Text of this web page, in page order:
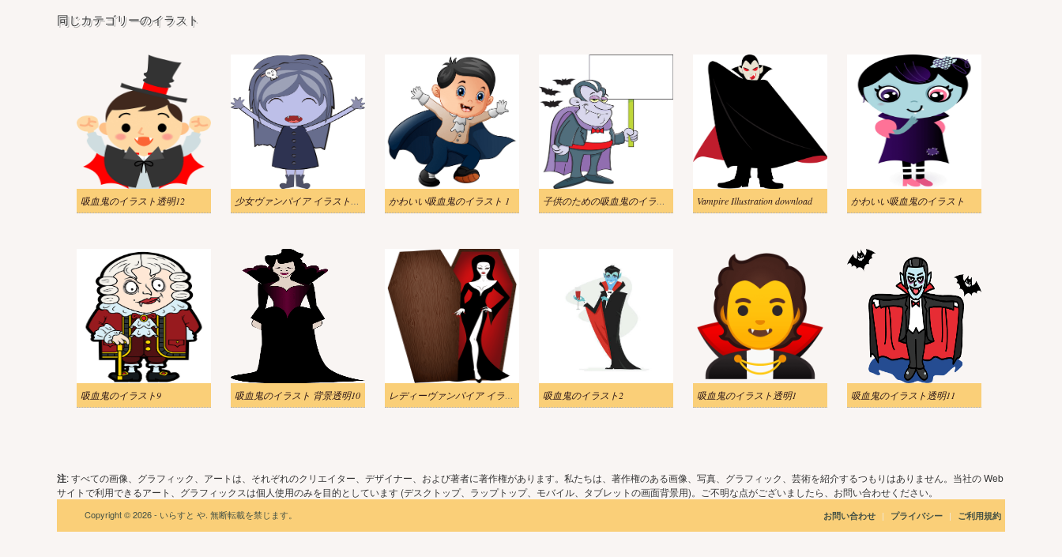
同じカテゴリーのイラスト
吸血鬼のイラスト透明12 少女ヴァンパイア イラストイメージ かわいい吸血鬼のイラスト 1 子供のための吸血鬼のイラスト Vampire Illustration download かわいい吸血鬼のイラスト
吸血鬼のイラスト9 吸血鬼のイラスト 背景透明10 レディーヴァンパイア イラスト 無料 吸血鬼のイラスト2 吸血鬼のイラスト透明1 吸血鬼のイラスト透明11
注: すべての画像、グラフィック、アートは、それぞれのクリエイター、デザイナー、および著者に著作権があります。私たちは、著作権のある画像、写真、グラフィック、芸術を紹介するつもりはありません。当社の Web
サイトで利用できるアート、グラフィックスは個人使用のみを目的としています (デスクトップ、ラップトップ、モバイル、タブレットの画面背景用)。ご不明な点がございましたら、お問い合わせください。
Copyright © 2026 - いらすと や. 無断転載を禁じます。 お問い合わせ | プライバシー | ご利用規約